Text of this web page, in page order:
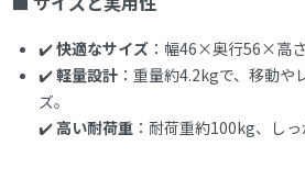
✔️快適なサイズ ：幅46×奥行56×高
✔️軽量設計 ：重量約4.2kgで、移動や
ズ。
✔️ 高い耐荷重 ：耐荷重約100kg、しっ